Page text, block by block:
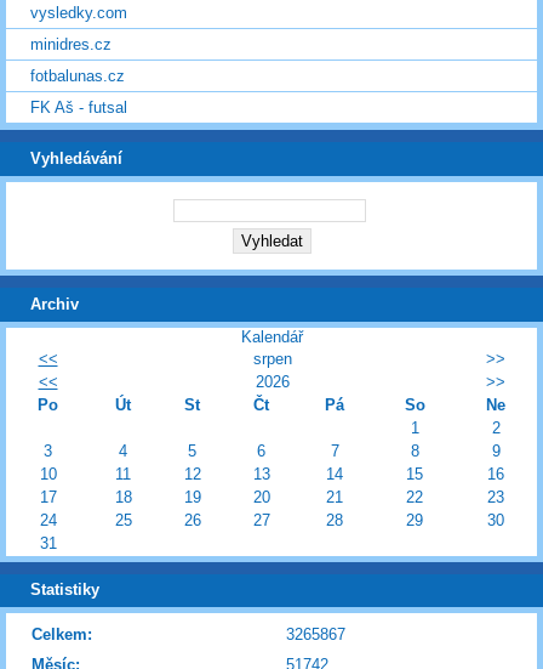
vysledky.com
minidres.cz
fotbalunas.cz
FK Aš - futsal
Vyhledávání
Archiv
Kalendář
<<
srpen
>>
<<
2026
>>
Po
Út St Čt Pá So
Ne
1
2
3
4 5 6 7 8
9
10
11 12 13 14 15
16
17
18 19 20 21 22
23
24
25 26 27 28 29
30
31
Statistiky
Celkem:
3265867
Měsíc:
51742